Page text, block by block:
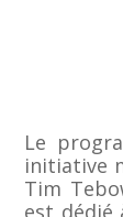
Le
initiative
Tim
est dédié